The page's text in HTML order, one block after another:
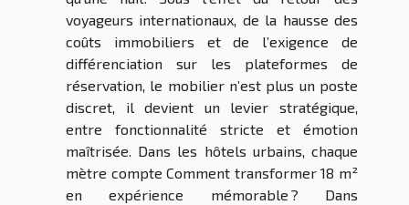
voyageurs internationaux, de la hausse des
coûts immobiliers et de l’exigence de
différenciation sur les plateformes de
réservation, le mobilier n’est plus un poste
discret, il devient un levier stratégique,
entre fonctionnalité stricte et émotion
maîtrisée. Dans les hôtels urbains, chaque
mètre compte Comment transformer 18 m²
en expérience mémorable ? Dans